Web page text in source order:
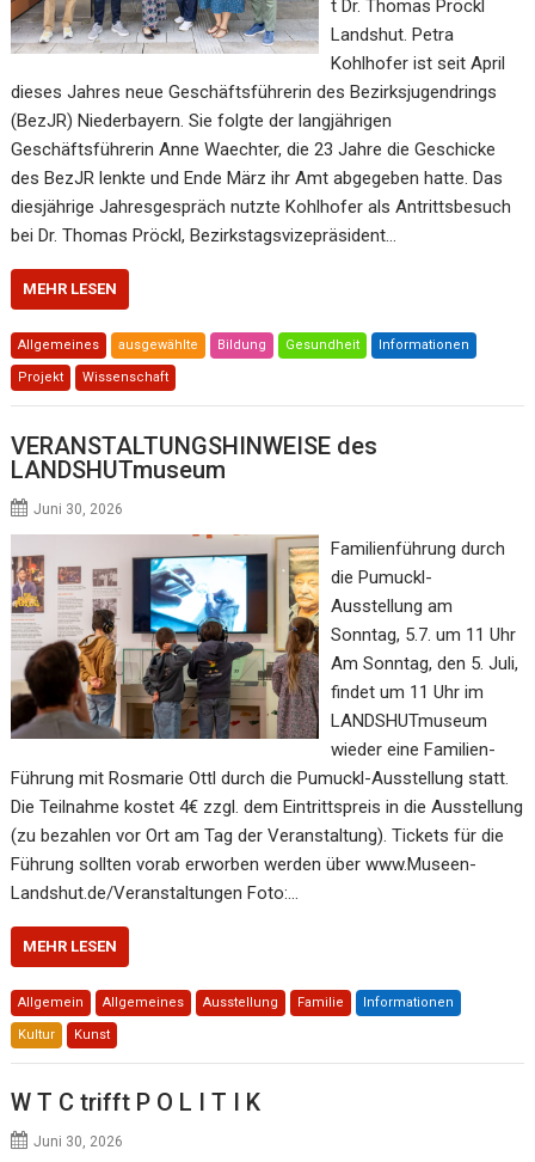
t Dr. Thomas Pröckl
Landshut. Petra
Kohlhofer ist seit April
dieses Jahres neue Geschäftsführerin des Bezirksjugendrings
(BezJR) Niederbayern. Sie folgte der langjährigen
Geschäftsführerin Anne Waechter, die 23 Jahre die Geschicke
des BezJR lenkte und Ende März ihr Amt abgegeben hatte. Das
diesjährige Jahresgespräch nutzte Kohlhofer als Antrittsbesuch
bei Dr. Thomas Pröckl, Bezirkstagsvizepräsident…
MEHR LESEN
Allgemeines ausgewählte Bildung Gesundheit Informationen
Projekt Wissenschaft
VERANSTALTUNGSHINWEISE des
LANDSHUTmuseum
Juni 30, 2026
Familienführung durch
die Pumuckl-
Ausstellung am
Sonntag, 5.7. um 11 Uhr
Am Sonntag, den 5. Juli,
findet um 11 Uhr im
LANDSHUTmuseum
wieder eine Familien-
Führung mit Rosmarie Ottl durch die Pumuckl-Ausstellung statt.
Die Teilnahme kostet 4€ zzgl. dem Eintrittspreis in die Ausstellung
(zu bezahlen vor Ort am Tag der Veranstaltung). Tickets für die
Führung sollten vorab erworben werden über www.Museen-
Landshut.de/Veranstaltungen Foto:…
MEHR LESEN
Allgemein Allgemeines Ausstellung Familie Informationen
Kultur Kunst
W T C trifft P O L I T I K
Juni 30, 2026